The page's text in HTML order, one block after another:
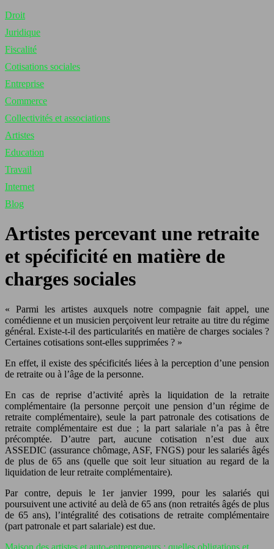
Droit
Juridique
Fiscalité
Cotisations sociales
Entreprise
Commerce
Collectivités et associations
Artistes
Education
Travail
Internet
Blog
Artistes percevant une retraite
et spécificité en matière de
charges sociales
« Parmi les artistes auxquels notre compagnie fait appel, une
comédienne et un musicien perçoivent leur retraite au titre du régime
général. Existe-t-il des particularités en matière de charges sociales ?
Certaines cotisations sont-elles supprimées ? »
En effet, il existe des spécificités liées à la perception d’une pension
de retraite ou à l’âge de la personne.
En cas de reprise d’activité après la liquidation de la retraite
complémentaire (la personne perçoit une pension d’un régime de
retraite complémentaire), seule la part patronale des cotisations de
retraite complémentaire est due ; la part salariale n’a pas à être
précomptée. D’autre part, aucune cotisation n’est due aux
ASSEDIC (assurance chômage, ASF, FNGS) pour les salariés âgés
de plus de 65 ans (quelle que soit leur situation au regard de la
liquidation de leur retraite complémentaire).
Par contre, depuis le 1er janvier 1999, pour les salariés qui
poursuivent une activité au delà de 65 ans (non retraités âgés de plus
de 65 ans), l’intégralité des cotisations de retraite complémentaire
(part patronale et part salariale) est due.
Maison des artistes et auto-entrepreneurs : quelles obligations et